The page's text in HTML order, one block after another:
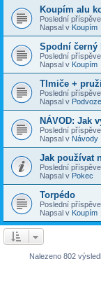
Koupím alu
Poslední
Napsal v Koupím
Spodní černý
Poslední
Napsal v Koupím
Tlmiče +
Poslední
Napsal v
NÁVOD: Jak
Poslední
Napsal v Návody
Jak používat
Poslední
Napsal v Pokec
Torpédo
Poslední
Napsal v Koupím
Nalezeno 802